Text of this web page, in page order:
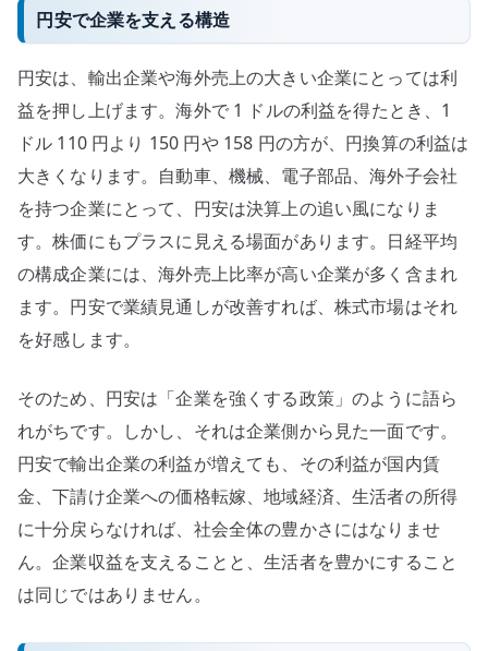
円安で企業を支える構造
円安は、輸出企業や海外売上の大きい企業にとっては利
益を押し上げます。海外で 1 ドルの利益を得たとき、1
ドル 110 円より 150 円や 158 円の方が、円換算の利益は
大きくなります。自動車、機械、電子部品、海外子会社
を持つ企業にとって、円安は決算上の追い風になりま
す。株価にもプラスに見える場面があります。日経平均
の構成企業には、海外売上比率が高い企業が多く含まれ
ます。円安で業績見通しが改善すれば、株式市場はそれ
を好感します。
そのため、円安は「企業を強くする政策」のように語ら
れがちです。しかし、それは企業側から見た一面です。
円安で輸出企業の利益が増えても、その利益が国内賃
金、下請け企業への価格転嫁、地域経済、生活者の所得
に十分戻らなければ、社会全体の豊かさにはなりませ
ん。企業収益を支えることと、生活者を豊かにすること
は同じではありません。